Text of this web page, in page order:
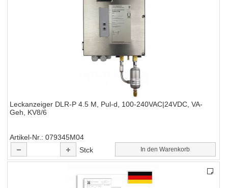
Leckanzeiger DLR-P 4.5 M, Pul-d, 100-240VAC|24VDC, VA-
Geh, KV8/6
Artikel-Nr.
079345M04
Stck
In den Warenkorb